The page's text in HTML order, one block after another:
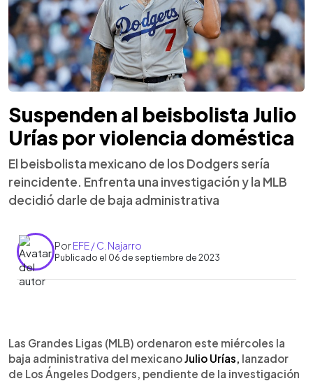
Suspenden al beisbolista Julio
Urías por violencia doméstica
El beisbolista mexicano de los Dodgers sería
reincidente. Enfrenta una investigación y la MLB
decidió darle de baja administrativa
PorEFE / C. Najarro
Publicado el 06 de septiembre de 2023
Escuchar artículo
Las Grandes Ligas (MLB) ordenaron este miércoles la
baja administrativa del mexicano Julio Urías, lanzador
de Los Ángeles Dodgers, pendiente de la investigación